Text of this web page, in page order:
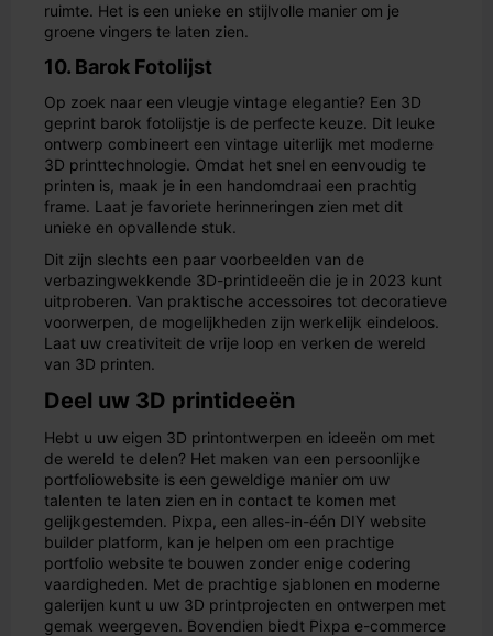
ruimte. Het is een unieke en stijlvolle manier om je
groene vingers te laten zien.
10. Barok Fotolijst
Op zoek naar een vleugje vintage elegantie? Een 3D
geprint barok fotolijstje is de perfecte keuze. Dit leuke
ontwerp combineert een vintage uiterlijk met moderne
3D printtechnologie. Omdat het snel en eenvoudig te
printen is, maak je in een handomdraai een prachtig
frame. Laat je favoriete herinneringen zien met dit
unieke en opvallende stuk.
Dit zijn slechts een paar voorbeelden van de
verbazingwekkende 3D-printideeën die je in 2023 kunt
uitproberen. Van praktische accessoires tot decoratieve
voorwerpen, de mogelijkheden zijn werkelijk eindeloos.
Laat uw creativiteit de vrije loop en verken de wereld
van 3D printen.
Deel uw 3D printideeën
Hebt u uw eigen 3D printontwerpen en ideeën om met
de wereld te delen? Het maken van een persoonlijke
portfoliowebsite is een geweldige manier om uw
talenten te laten zien en in contact te komen met
gelijkgestemden. Pixpa, een alles-in-één DIY website
builder platform, kan je helpen om een prachtige
portfolio website te bouwen zonder enige codering
vaardigheden. Met de prachtige sjablonen en moderne
galerijen kunt u uw 3D printprojecten en ontwerpen met
gemak weergeven. Bovendien biedt Pixpa e-commerce